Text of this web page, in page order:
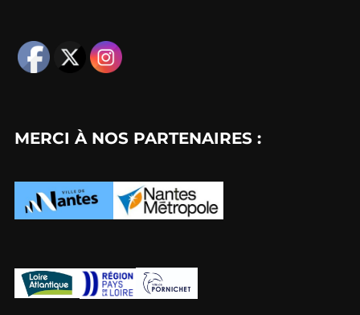
MERCI À NOS PARTENAIRES :